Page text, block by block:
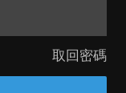
取回密碼